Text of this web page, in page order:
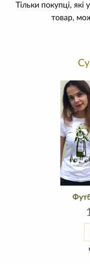
Тільки покупці,
товар,